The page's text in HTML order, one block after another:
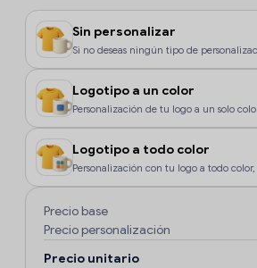
Sin personalizar
Si no deseas ningún tipo de
Logotipo a un color
Personalización de tu logo a un solo
Logotipo a todo color
Personalización con tu logo a todo
Precio base
Precio personalización
Precio unitario